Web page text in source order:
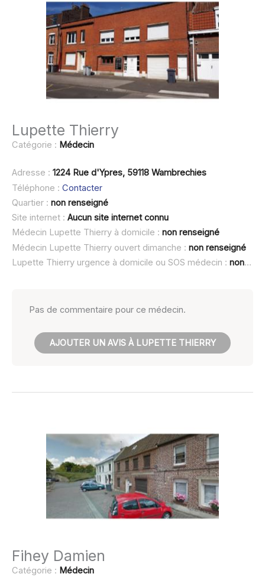
Lupette Thierry
Catégorie : Médecin
Adresse : 1224 Rue d'Ypres, 59118 Wambrechies
Téléphone : Contacter
Quartier : non renseigné
Site internet : Aucun site internet connu
Médecin Lupette Thierry à domicile : non renseigné
Médecin Lupette Thierry ouvert dimanche : non renseigné
Lupette Thierry urgence à domicile ou SOS médecin : non renseigné
Pas de commentaire pour ce médecin.
AJOUTER UN AVIS À LUPETTE THIERRY
Fihey Damien
Catégorie : Médecin